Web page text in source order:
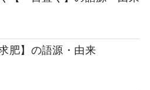
肥】の語源・由来